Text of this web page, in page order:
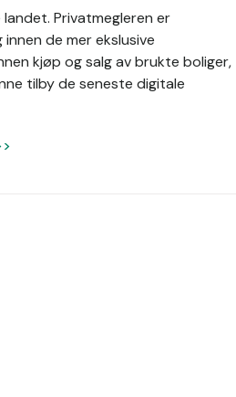
Privatmegleren er
de mer ekslusive
kjøp og salg av brukte boliger,
tilby de seneste digitale